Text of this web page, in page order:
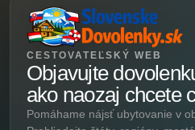
CESTOVATEĽSKÝ WEB
Objavujte
ako naozaj chcete
Pomáhame nájsť ubytovanie v